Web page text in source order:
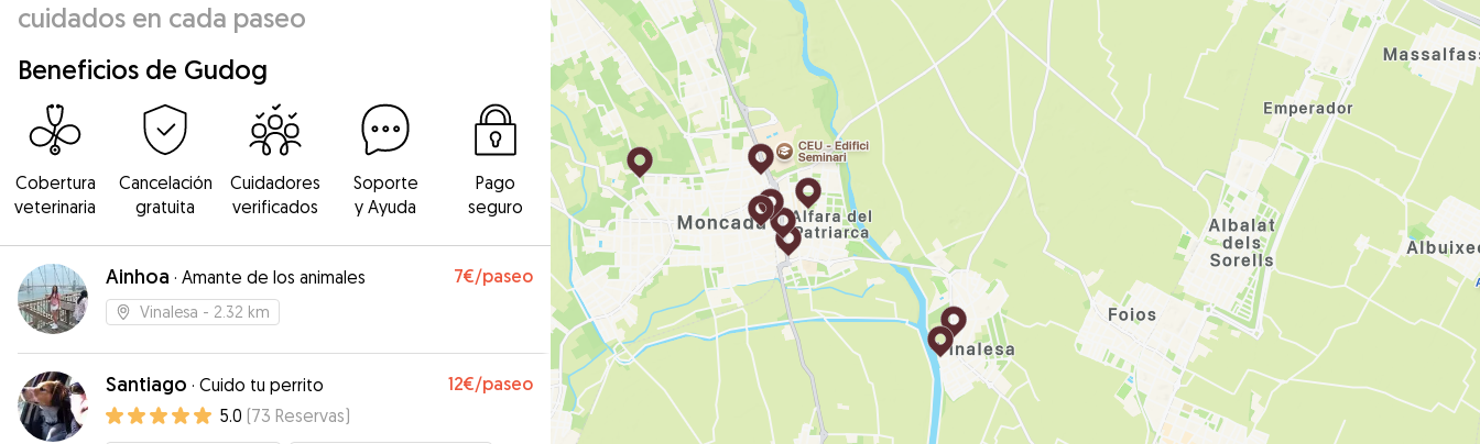
cuidados en cada paseo
Beneficios de Gudog
Cobertura
veterinaria
Cancelación
gratuita
Cuidadores
verificados
Soporte
y Ayuda
Pago
seguro
Ainhoa · Amante de los animales 7€/paseo
Vinalesa - 2.32 km
Santiago · Cuido tu perrito 12€/paseo
5.0 (73 Reservas)